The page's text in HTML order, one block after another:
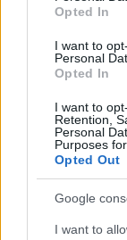
Opted In
I want to
Personal
Opted In
I want to
Retention,
Personal
Purposes
Opted Out
Google
I want to
Lavór
EGY